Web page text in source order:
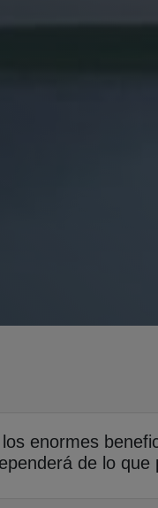
enormes
de lo que